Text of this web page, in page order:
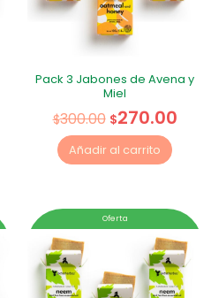
Pack 3 Jabones de Avena y
Miel
$300.00 $270.00
Añadir al carrito
Oferta